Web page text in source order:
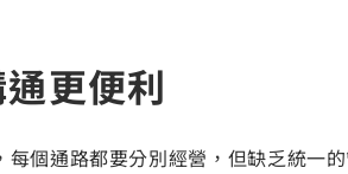
更便利
個通路都要分別經營，但缺乏統一